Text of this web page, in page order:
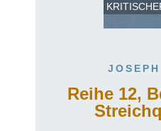
Reihe 12,